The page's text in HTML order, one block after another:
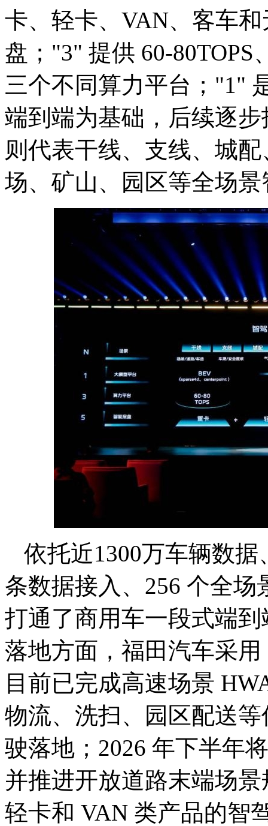
卡、轻卡、VAN、客车
盘；"3" 提供 60-80TOPS
三个不同算力平台；"1"
端到端为基础，后续逐
则代表干线、支线、城
场、矿山、园区等全场
依托近1300万车辆数
条数据接入、256 个全
打通了商用车一段式端
落地方面，福田汽车采
目前已完成高速场景
物流、洗扫、园区配送
驶落地；2026 年下半年
并推进开放道路末端场
轻卡和 VAN 类产品的智